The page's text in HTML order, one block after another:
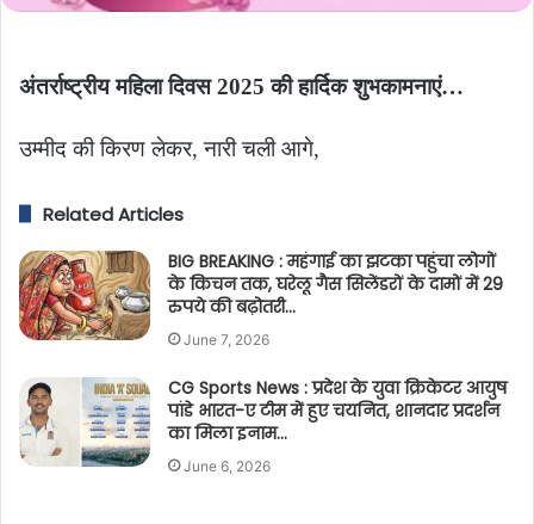
अंतर्राष्ट्रीय महिला दिवस 2025 की हार्दिक शुभकामनाएं…
उम्मीद की किरण लेकर, नारी चली आगे,
Related Articles
BIG BREAKING : महंगाई का झटका पहुंचा लोगों
के किचन तक, घरेलू गैस सिलेंडरों के दामों में 29
रुपये की बढ़ोतरी…
June 7, 2026
CG Sports News : प्रदेश के युवा क्रिकेटर आयुष
पांडे भारत-ए टीम में हुए चयनित, शानदार प्रदर्शन
का मिला इनाम…
June 6, 2026